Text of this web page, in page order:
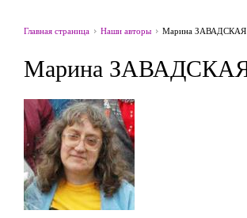
Главная страница Наши авторы Марина ЗАВАДСКАЯ
Марина